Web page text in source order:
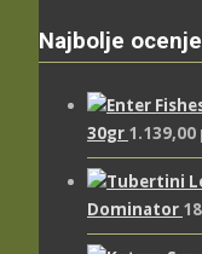
Najbolje
30gr 1.139,00
Dominator